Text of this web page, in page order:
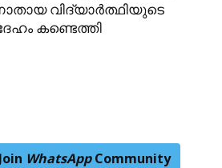
വിദ്യാർത്ഥിയുടെ
കണ്ടെത്തി
Join WhatsAppCommunity